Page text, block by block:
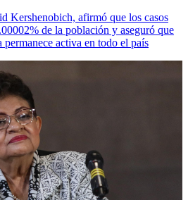
Kershenobich, afirmó que los casos
de la población y aseguró que
activa en todo el país